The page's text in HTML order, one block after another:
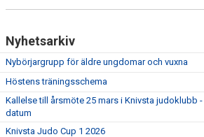
KLUBBSHOP
Nyhetsarkiv
Nybörjargrupp för äldre ungdomar och vuxna
Höstens träningsschema
Kallelse till årsmöte 25 mars i Knivsta judoklubb -
datum
Knivsta Judo Cup 1 2026